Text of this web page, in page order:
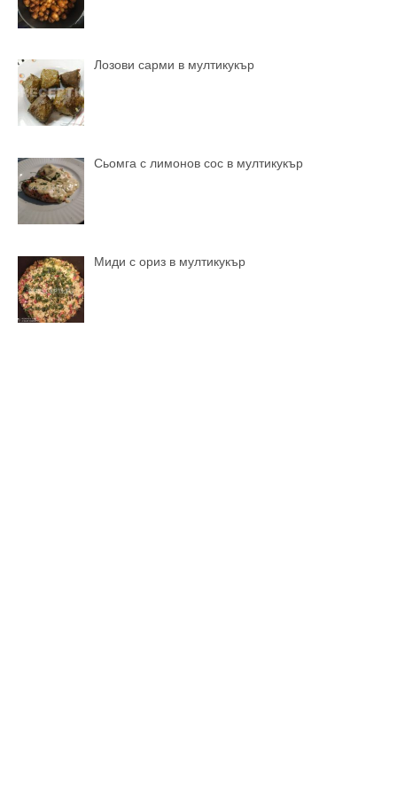
Лозови сарми в мултикукър
Сьомга с лимонов сос в мултикукър
Миди с ориз в мултикукър